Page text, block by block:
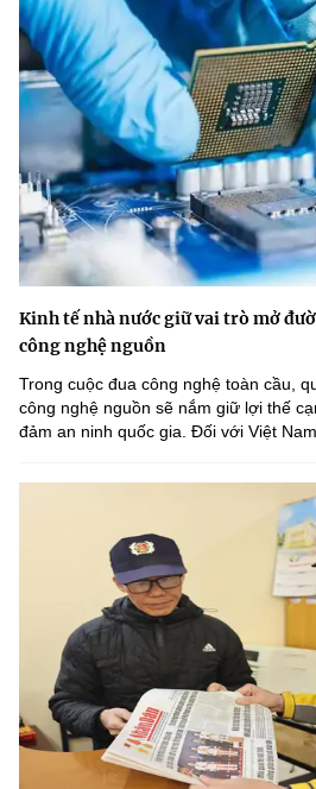
Kinh tế nhà nước giữ vai trò mở
công nghệ nguồn
Trong cuộc đua công nghệ toàn cầu,
công nghệ nguồn sẽ nắm giữ lợi thế
đảm an ninh quốc gia. Đối với Việt